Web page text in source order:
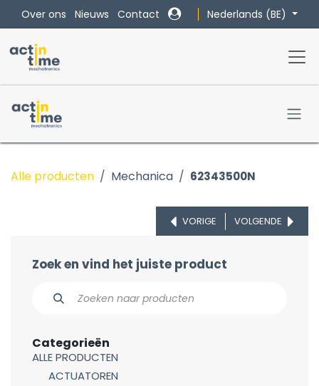
Overslaan naar inhoud
Over ons Nieuws Contact Nederlands (BE)
Alle producten Mechanica 62343500N
VORIGE VOLGENDE
Zoek en vind het juiste product
Categorieën
ALLE PRODUCTEN
ACTUATOREN